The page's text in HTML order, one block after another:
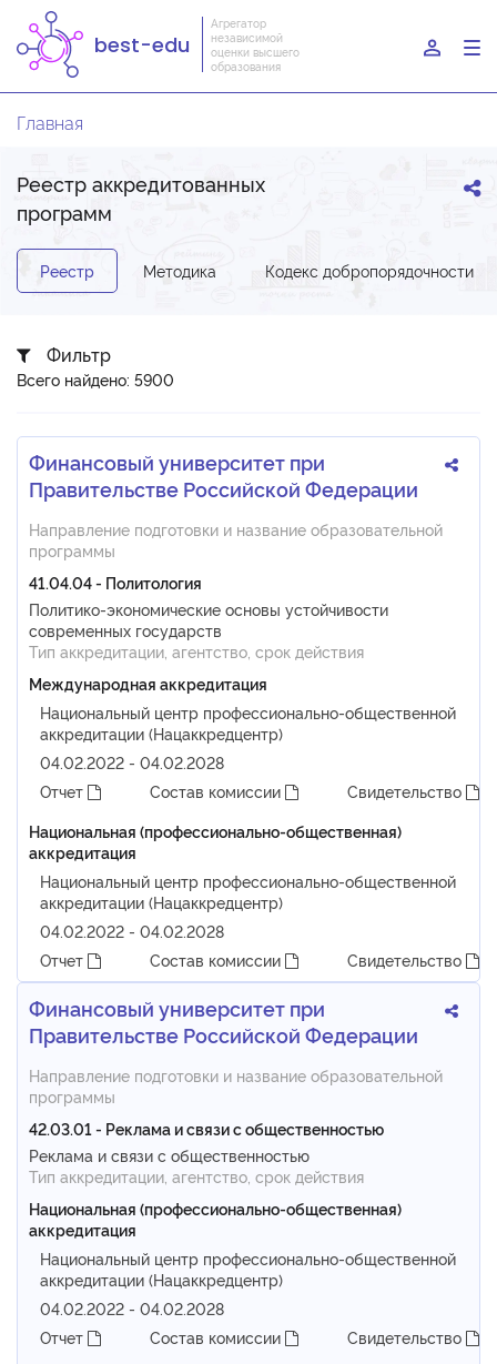
best-edu
Агрегатор
независимой
оценки высшего
образования
Главная
Реестр аккредитованных
программ
Реестр Методика Кодекс добропорядочности
Фильтр
Всего найдено: 5900
Финансовый университет при
Правительстве Российской Федерации
Направление подготовки и название образовательной
программы
41.04.04 - Политология
Политико-экономические основы устойчивости
современных государств
Тип аккредитации, агентство, срок действия
Международная аккредитация
Национальный центр профессионально-общественной
аккредитации (Нацаккредцентр)
04.02.2022 - 04.02.2028
Отчет
Состав комиссии
Свидетельство
Национальная (профессионально-общественная)
аккредитация
Национальный центр профессионально-общественной
аккредитации (Нацаккредцентр)
04.02.2022 - 04.02.2028
Отчет
Состав комиссии Свидетельство
Финансовый университет при
Правительстве Российской Федерации
Направление подготовки и название образовательной
программы
42.03.01 - Реклама и связи с общественностью
Реклама и связи с общественностью
Тип аккредитации, агентство, срок действия
Национальная (профессионально-общественная)
аккредитация
Национальный центр профессионально-общественной
аккредитации (Нацаккредцентр)
04.02.2022 - 04.02.2028
Отчет
Состав комиссии
Свидетельство